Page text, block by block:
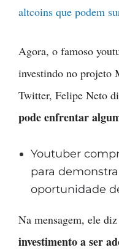
altcoins que podem
Agora, o famoso
investindo no projeto
Twitter, Felipe Neto
pode enfrentar
Youtuber
para
oportunidade
Na mensagem, ele
investimento a ser